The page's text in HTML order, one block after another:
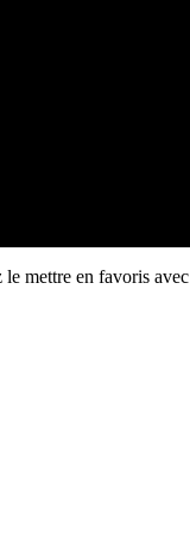
le mettre en favoris avec